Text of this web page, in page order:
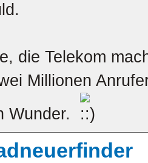
die Telekom
Millionen
Wunder.